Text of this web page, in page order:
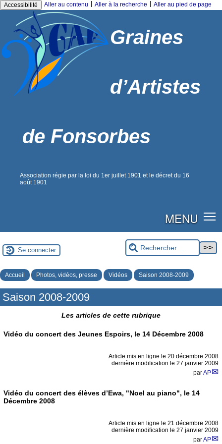
Accessibilité Aller au contenu Aller à la recherche Aller au pied de page
Graines
d’Artistes
de Fonsorbes
Association régie par la loi du 1er juillet 1901 et le décret du 16
août 1901
MENU
Se connecter
Accueil Photos, vidéos, presse Vidéos Saison 2008-2009
Saison 2008-2009
Les articles de cette rubrique
Vidéo du concert des Jeunes Espoirs, le 14 Décembre 2008
Article mis en ligne le 20 décembre 2008
dernière modification le 27 janvier 2009
parAP
Vidéo du concert des élèves d’Ewa, "Noel au piano", le 14
Décembre 2008
Article mis en ligne le 21 décembre 2008
dernière modification le 27 janvier 2009
parAP